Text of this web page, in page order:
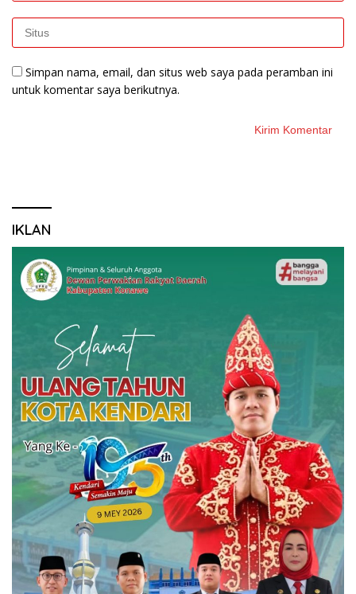
Simpan nama, email, dan situs web saya pada peramban ini
untuk komentar saya berikutnya.
IKLAN